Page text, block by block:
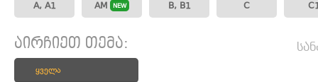
A, A1 AM NEW B, B1 C
აირჩიეთ თემა:
ყველა